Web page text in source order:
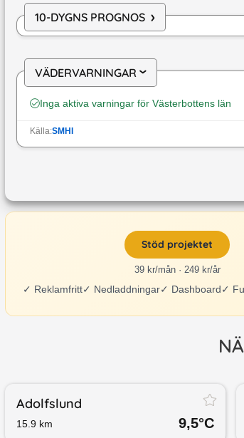
10-DYGNS PROGNOS ›
VÄDERVARNINGAR›
Inga aktiva varningar för Västerbottens län
Källa:SMHI
Stöd projektet
39 kr/mån · 249 kr/år
✓ Reklamfritt✓ Nedladdningar✓ Dashboard✓
Adolfslund
15.9 km 9,5°C